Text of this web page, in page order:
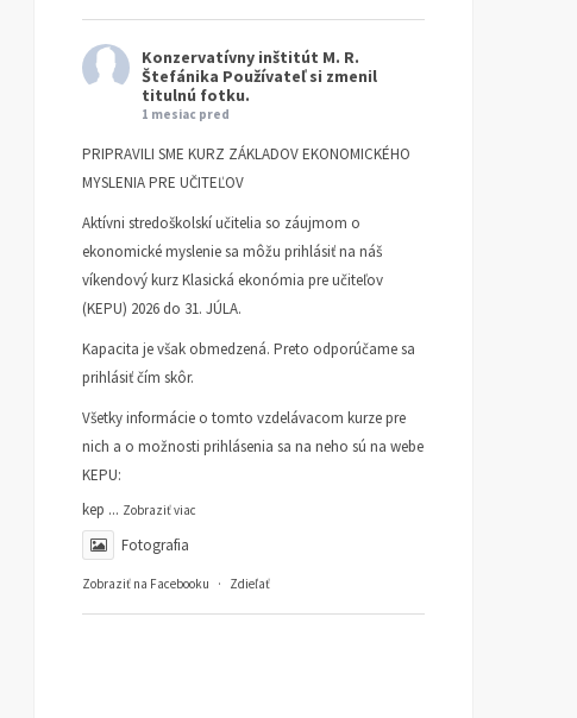
Konzervatívny inštitút M. R.
Štefánika Používateľ si zmenil
titulnú fotku.
1 mesiac pred
PRIPRAVILI SME KURZ ZÁKLADOV EKONOMICKÉHO
MYSLENIA PRE UČITEĽOV
Aktívni stredoškolskí učitelia so záujmom o
ekonomické myslenie sa môžu prihlásiť na náš
víkendový kurz Klasická ekonómia pre učiteľov
(KEPU) 2026 do 31. JÚLA.
Kapacita je však obmedzená. Preto odporúčame sa
prihlásiť čím skôr.
Všetky informácie o tomto vzdelávacom kurze pre
nich a o možnosti prihlásenia sa na neho sú na webe
KEPU:
kep ... Zobraziť viac
Fotografia
Zobraziť na Facebooku · Zdieľať